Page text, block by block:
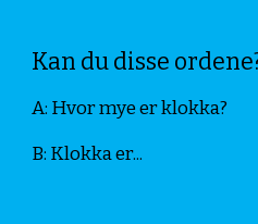
Kan du disse
A: Hvor mye er klokka?
B: Klokka er...